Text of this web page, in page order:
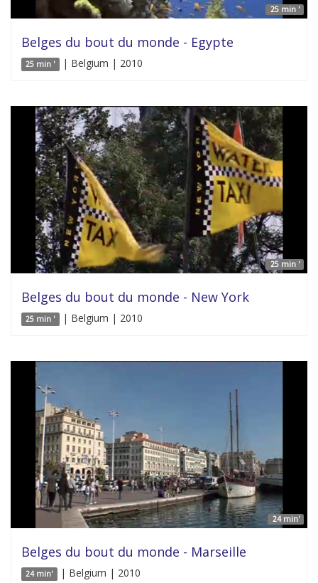
25 min '
Belges du bout du monde - Egypte
25 min ' | Belgium | 2010
25 min '
Belges du bout du monde - New York
25 min ' | Belgium | 2010
24 min'
Belges du bout du monde - Marseille
24 min' | Belgium | 2010